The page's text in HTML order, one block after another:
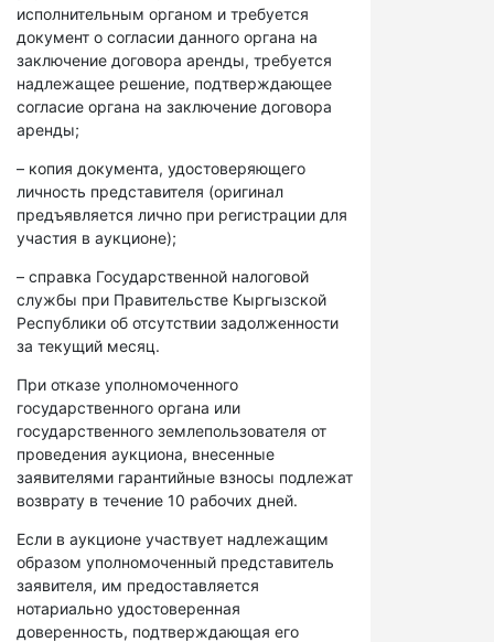
исполнительным органом и требуется
документ о согласии данного органа на
заключение договора аренды, требуется
надлежащее решение, подтверждающее
согласие органа на заключение договора
аренды;
– копия документа, удостоверяющего
личность представителя (оригинал
предъявляется лично при регистрации для
участия в аукционе);
– справка Государственной налоговой
службы при Правительстве Кыргызской
Республики об отсутствии задолженности
за текущий месяц.
При отказе уполномоченного
государственного органа или
государственного землепользователя от
проведения аукциона, внесенные
заявителями гарантийные взносы подлежат
возврату в течение 10 рабочих дней.
Если в аукционе участвует надлежащим
образом уполномоченный представитель
заявителя, им предоставляется
нотариально удостоверенная
доверенность, подтверждающая его